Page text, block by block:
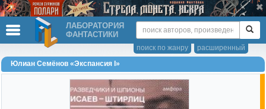
ЛАБОРАТОРИЯ
ФАНТАСТИКИ
расширенный
поиск по жанру
Юлиан Семёнов «Экспансия I»